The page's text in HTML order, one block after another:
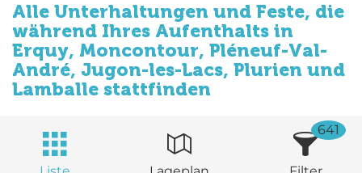
Alle Unterhaltungen und Feste, die
während Ihres Aufenthalts in
Erquy, Moncontour, Pléneuf-Val-
André, Jugon-les-Lacs, Plurien und
Lamballe stattfinden
641